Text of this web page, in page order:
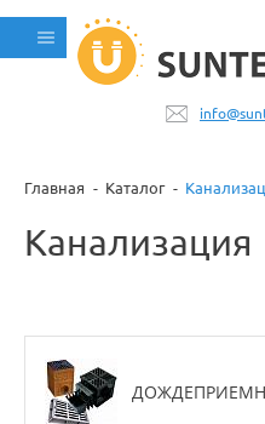
Главная Каталог
Канализация